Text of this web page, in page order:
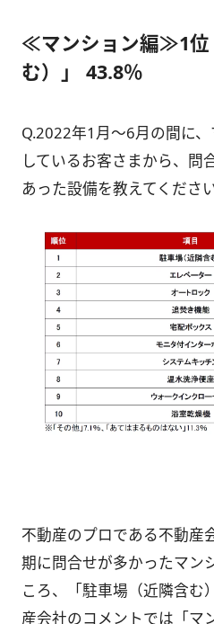
≪マンション編≫1位
む）」 43.8％
Q.2022年1月～6月の間に
しているお客さまから、問
あった設備を教えてくださ
不動産のプロである不動産
期に問合せが多かったマン
ころ、「駐車場（近隣含む
産会社のコメントでは「マ